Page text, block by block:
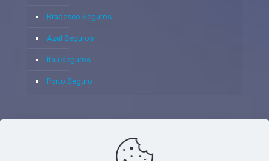
Bradesco Seguros
Azul Seguros
Itaú Seguros
Porto Seguro